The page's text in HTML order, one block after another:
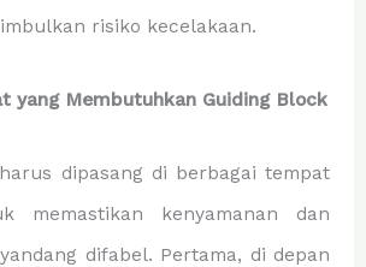
risiko kecelakaan.
yang Membutuhkan Guiding Block
dipasang di berbagai tempat
memastikan kenyamanan dan
difabel. Pertama, di depan